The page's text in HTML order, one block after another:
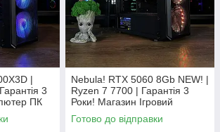
|
3
ПК
Nebula! RTX 5060 8Gb NEW! |
Ryzen 7 7700 | Гарантія 3
Роки! Магазин Ігровий
Компютер ПК від CyberCat
Готово до відправки